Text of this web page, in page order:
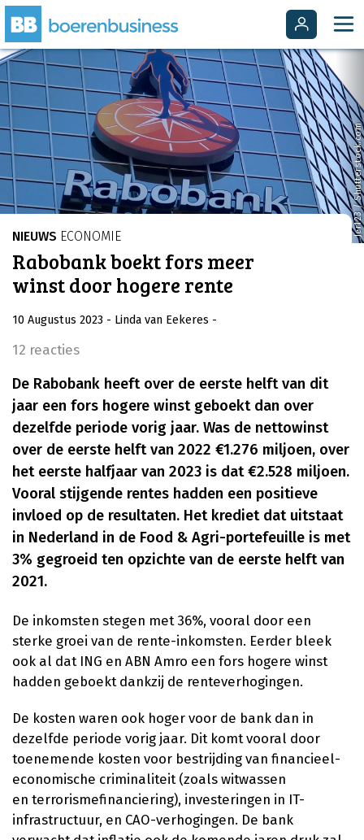
Jer123 / Shutterstock.com
NIEUWS ECONOMIE
Rabobank boekt fors meer
winst door hogere rente
10 Augustus 2023 - Linda van Eekeres -
12 reacties
De Rabobank heeft over de eerste helft van dit
jaar een fors hogere winst geboekt dan over
dezelfde periode vorig jaar. Was de nettowinst
over de eerste helft van 2022 €1.276 miljoen, over
het eerste halfjaar van 2023 is dat €2.528 miljoen.
Vooral stijgende rentes hadden een positieve
invloed op de resultaten. Het krediet dat uitstaat
in Nederland in de Food & Agri-portefeuille is met
3% gegroeid ten opzichte van de eerste helft van
2021.
De inkomsten stegen met 36%, vooral door een
sterke groei van de rente-inkomsten. Eerder bleek
ook al dat ING en ABN Amro een fors hogere winst
hadden geboekt dankzij de renteverhogingen.
De kosten waren ook hoger voor de bank dan in
dezelfde periode vorig jaar. Dit komt vooral door
toenemende kosten voor bestrijding van financieel-
economische criminaliteit (zoals witwassen
en terrorismefinanciering), investeringen in IT-
infrastructuur, en CAO-verhogingen. De bank